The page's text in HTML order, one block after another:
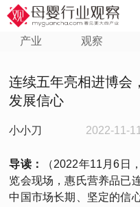
产业 观察
连续五年亮相进博会
发展信心
小小刀 2022-11-
导读：
（2022年11月6日
览会现场，惠氏营养品已
中国市场长期、坚定的信